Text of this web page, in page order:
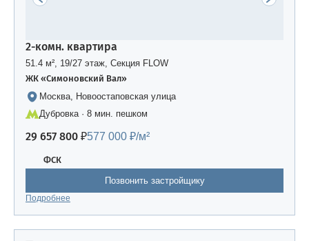
2-комн. квартира
51.4 м², 19/27 этаж, Секция FLOW
ЖК «Симоновский Вал»
Москва, Новоостаповская улица
Дубровка · 8 мин. пешком
29 657 800 ₽577 000 ₽/м²
ФСК
Позвонить застройщику
Подробнее